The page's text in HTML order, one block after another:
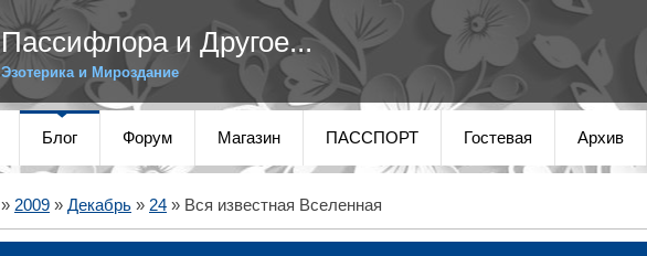
Пассифлора и Другое...
Эзотерика и Мироздание
Блог Форум Магазин ПАССПОРТ Гостевая Архив
» 2009 » Декабрь » 24 » Вся известная Вселенная